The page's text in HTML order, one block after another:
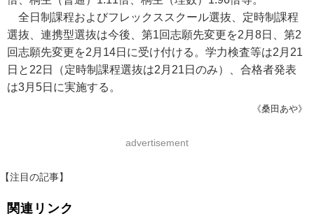
全日制課程およびフレックススクール選抜、定時制課程
選抜、連携型選抜は今後、第1回志願先変更を2月8日、第2
回志願先変更を2月14日に受け付ける。学力検査等は2月21
日と22日（定時制課程選抜は2月21日のみ）、合格者発表
は3月5日に実施する。
《桑田あや》
advertisement
【注目の記事】
関連リンク